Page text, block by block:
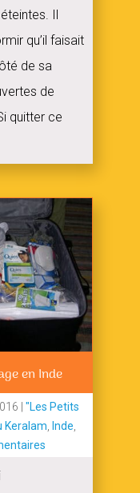
Il
qu’il faisait
de sa
de
quitter ce
en Inde
"Les Petits
Keralam, Inde,